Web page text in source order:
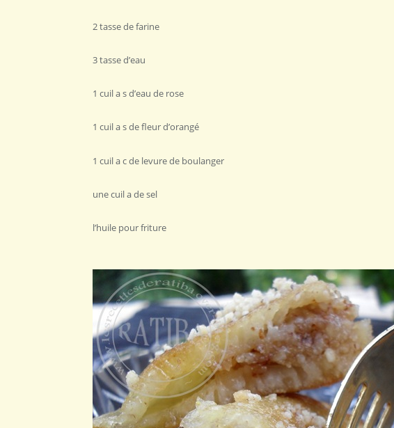
2 tasse de farine
3 tasse d’eau
1 cuil a s d’eau de rose
1 cuil a s de fleur d’orangé
1 cuil a c de levure de boulanger
une cuil a de sel
l’huile pour friture